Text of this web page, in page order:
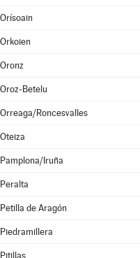
Orísoain
Orkoien
Oronz
Oroz-Betelu
Orreaga/Roncesvalles
Oteiza
Pamplona/Iruña
Peralta
Petilla de Aragón
Piedramillera
Pitillas